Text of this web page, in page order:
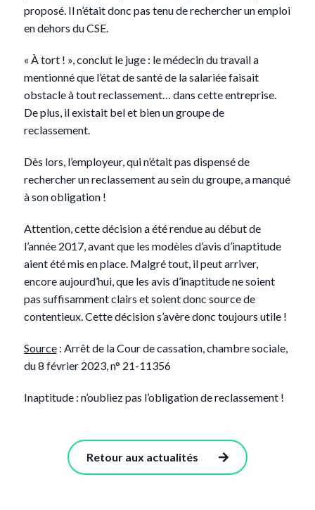
proposé. Il n’était donc pas tenu de rechercher un emploi
en dehors du CSE.
« À tort ! », conclut le juge : le médecin du travail a
mentionné que l’état de santé de la salariée faisait
obstacle à tout reclassement… dans cette entreprise.
De plus, il existait bel et bien un groupe de
reclassement.
Dès lors, l’employeur, qui n’était pas dispensé de
rechercher un reclassement au sein du groupe, a manqué
à son obligation !
Attention, cette décision a été rendue au début de
l’année 2017, avant que les modèles d’avis d’inaptitude
aient été mis en place. Malgré tout, il peut arriver,
encore aujourd’hui, que les avis d’inaptitude ne soient
pas suffisamment clairs et soient donc source de
contentieux. Cette décision s’avère donc toujours utile !
Source: Arrêt de la Cour de cassation, chambre sociale,
du 8 février 2023, n° 21-11356
Inaptitude : n’oubliez pas l’obligation de reclassement !
Retour aux actualités